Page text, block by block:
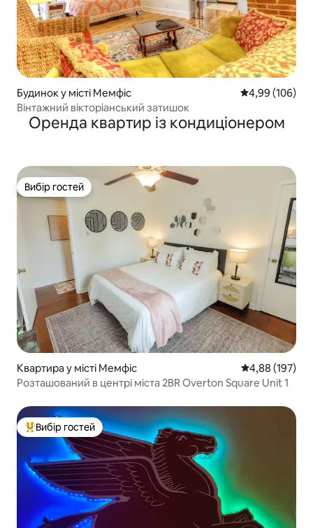
Будинок у місті Мемфіс Середня
4,99 (106)
Вінтажний вікторіанський затишок
Оренда квартир із кондиціонером
Вибір гостей
Вибір гостей
Квартира у місті Мемфіс Середня
4,88 (197)
Розташований в центрі міста 2BR Overton Square Unit 1
Топ вибір гостей
Вибір гостей